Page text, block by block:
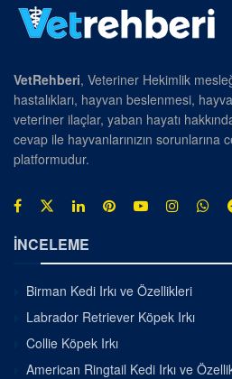
VetRehberi, Veteriner Hekimlik
hastalıkları, hayvan beslenmesi,
veteriner ilaçlar, yaban hayatı
cevap ile hayvanlarınızın sorunlarına
platformudur.
İNCELEME
Birman Kedi Irkı ve Özellikleri
Labrador Retriever Köpek Irkı
Collie Köpek Irkı
American Ringtail Kedi Irkı ve